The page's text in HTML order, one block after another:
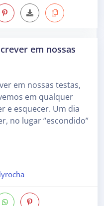
em nossas
em nossas testas,
em qualquer
e esquecer. Um dia
no lugar “escondido”